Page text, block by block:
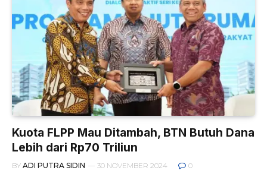
Kuota FLPP Mau Ditambah, BTN Butuh Dana
Lebih dari Rp70 Triliun
BY ADI PUTRA SIDIN 30 NOVEMBER 2024 0